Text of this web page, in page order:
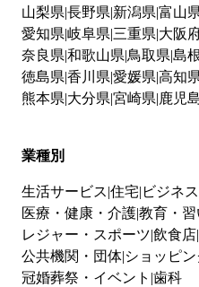
山梨県 長野県 新潟県 富山
愛知県 岐阜県 三重県 大阪
奈良県 和歌山県 鳥取県 島
徳島県 香川県 愛媛県 高知
熊本県 大分県 宮崎県 鹿児
業種別
生活サービス 住宅 ビジネス
医療・健康・介護教育・
レジャー・スポーツ 飲食店
公共機関・団体 ショッピ
冠婚葬祭・イベント 歯科